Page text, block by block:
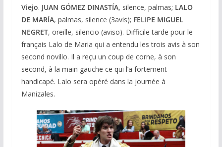
Viejo. JUAN GÓMEZ DINASTÍA, silence, palmas; LALO
DE MARÍA, palmas, silence (3avis); FELIPE MIGUEL
NEGRET, oreille, silencio (aviso). Difficile tarde pour le
français Lalo de Maria qui a entendu les trois avis à son
second novillo. Il a reçu un coup de corne, à son
second, à la main gauche ce qui l’a fortement
handicapé. Lalo sera opéré dans la journée à
Manizales.